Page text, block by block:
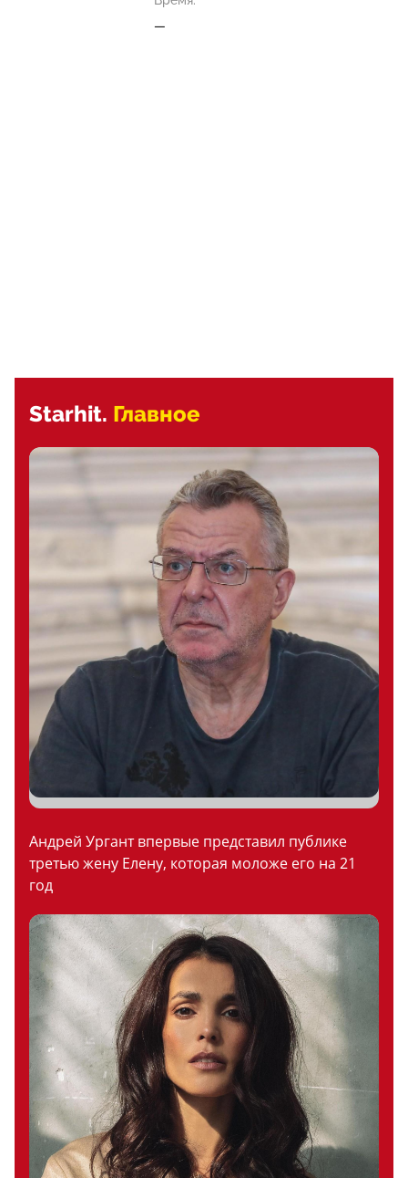
—
Starhit. Главное
Андрей Ургант впервые представил публике
третью жену Елену, которая моложе его на 21
год